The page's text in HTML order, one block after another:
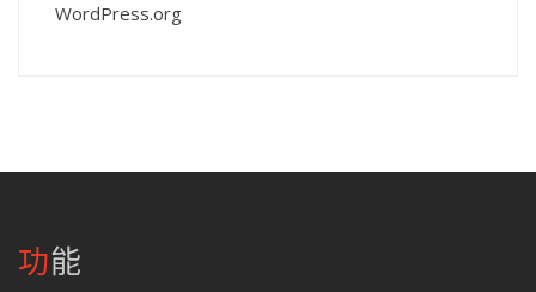
WordPress.org
功能